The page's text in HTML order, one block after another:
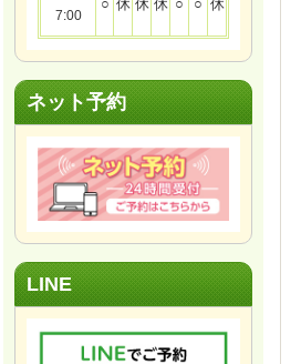
7:00
○ 休 休 休 ○ ○ 休
ネット予約
LINE